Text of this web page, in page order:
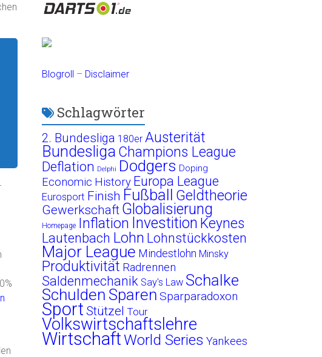
Blogroll – Disclaimer
Schlagwörter
2. Bundesliga 180er Austerität
Bundesliga Champions League
Deflation Delphi Dodgers Doping
Economic History Europa League
Eurosport Finish Fußball Geldtheorie
Gewerkschaft Globalisierung
Homepage Inflation Investition Keynes
Lautenbach Lohn Lohnstückkosten
Major League Mindestlohn Minsky
Produktivität Radrennen
Saldenmechanik Say's Law Schalke
Schulden Sparen Sparparadoxon
Sport Stützel Tour
Volkswirtschaftslehre
WirtschaftWorld Series Yankees